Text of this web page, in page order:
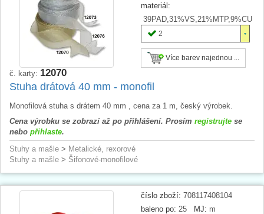
materiál:
39PAD,31%VS,21%MTP,9%CU
2
Více barev najednou ...
č. karty: 12070
Stuha drátová 40 mm - monofil
Monofilová stuha s drátem 40 mm , cena za 1 m, český výrobek.
Cena výrobku se zobrazí až po přihlášení. Prosím registrujte se
nebo přihlaste.
Stuhy a mašle > Metalické, rexorové
Stuhy a mašle > Šifonové-monofilové
číslo zboží: 708117408104
baleno po: 25 MJ: m